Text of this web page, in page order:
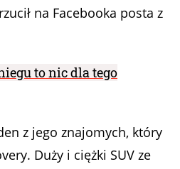
na Facebooka posta z
to nic dla tego
z jego znajomych, który
Duży i ciężki SUV ze